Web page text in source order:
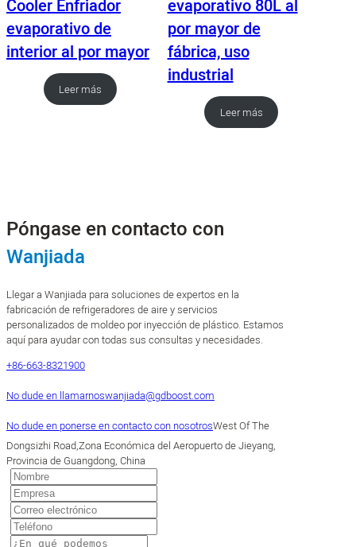
Cooler Enfriador
evaporativo de
interior al por mayor
Leer más
evaporativo 80L al
por mayor de
fábrica, uso
industrial
Leer más
Póngase en contacto con
Wanjiada
Llegar a Wanjiada para soluciones de expertos en la
fabricación de refrigeradores de aire y servicios
personalizados de moldeo por inyección de plástico. Estamos
aquí para ayudar con todas sus consultas y necesidades.
+86-663-8321900
No dude en llamarnoswanjiada@gdboost.com
No dude en ponerse en contacto con nosotrosWest Of The
Dongsizhi Road,Zona Económica del Aeropuerto de Jieyang,
Provincia de Guangdong, China